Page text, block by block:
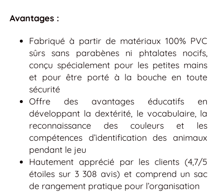
Avantages :
Fabriqué à partir de matériaux 100% PVC
sûrs sans parabènes ni phtalates nocifs,
conçu spécialement pour les petites mains
et pour être porté à la bouche en toute
sécurité
Offre des avantages éducatifs en
développant la dextérité, le vocabulaire, la
reconnaissance des couleurs et les
compétences d’identification des animaux
pendant le jeu
Hautement apprécié par les clients (4,7/5
étoiles sur 3 308 avis) et comprend un sac
de rangement pratique pour l’organisation